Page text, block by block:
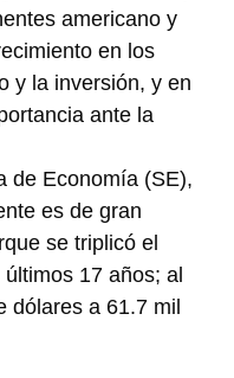
americano y
en los
y la inversión, y en
ante la
de Economía (SE),
es de gran
se triplicó el
17 años; al
dólares a 61.7 mil